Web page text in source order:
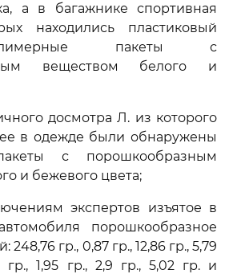
а в багажнике спортивная
находились пластиковый
пакеты с
веществом белого и
досмотра Л. из которого
в одежде были обнаружены
с порошкообразным
и бежевого цвета;
экспертов изъятое в
порошкообразное
гр., 0,87 гр., 12,86 гр., 5,79
гр., 1,95 гр., 2,9 гр., 5,02 гр. и